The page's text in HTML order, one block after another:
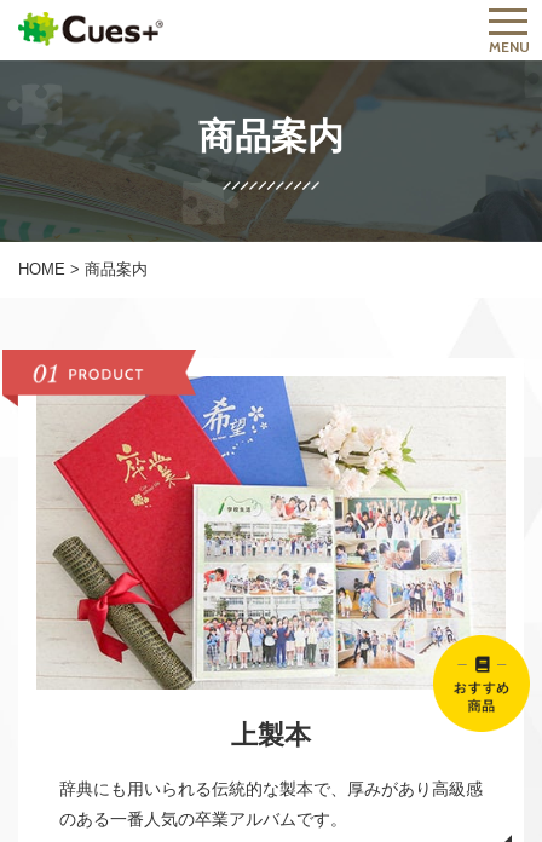
MENU
商品案内
HOME > 商品案内
上製本
辞典にも⽤いられる伝統的な製本で、厚みがあり⾼級感
のある一番人気の卒業アルバムです。